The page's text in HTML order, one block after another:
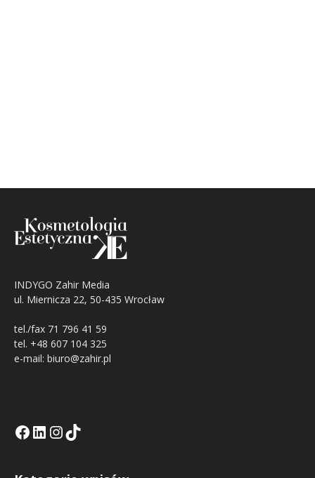
INDYGO Zahir Media
ul. Miernicza 22, 50-435 Wrocław
tel./fax 71 796 41 59
tel. +48 607 104 325
e-mail: biuro@zahir.pl
Facebook
LinkedIn
Tik Tok KEInstagramm KE